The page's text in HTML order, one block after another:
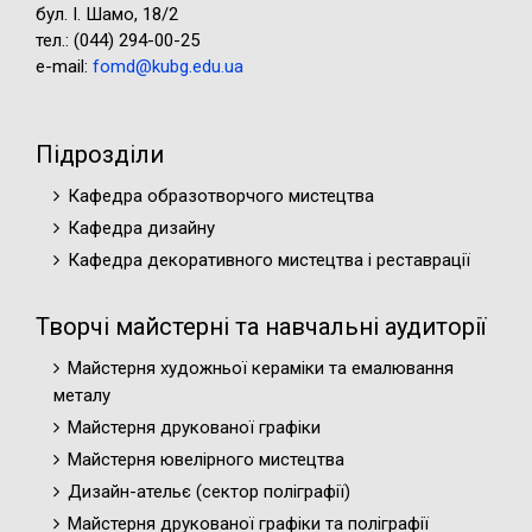
імені Г.Л.Жуковського;
Київська дитяча школа мистецтв № 5;
Дитяча художня школа №1
База Виробничої практики
(Урбаністичний пленер) (5 курс)
Факультет образотворчого мистецтва і
дизайну;
музей «Київська фортеця»;
Національний заповідник «Софія
Київська»;
КЗКОР «Вишгородський історико-
культурний заповідник
Національний Києво-Печерський
історико-культурний заповідник.
бул. І. Шамо, 18/2
тел.: (044) 294-00-25
e-mail: fomd@kubg.edu.ua
Підрозділи
Кафедра образотворчого мистецтва
Кафедра дизайну
Кафедра декоративного мистецтва і реставрації
Творчі майстерні та навчальні аудиторії
Майстерня художньої кераміки та емалювання
металу
Майстерня друкованої графіки
Майстерня ювелірного мистецтва
Дизайн-ательє (cектор поліграфії)
Майстерня друкованої графіки та поліграфії